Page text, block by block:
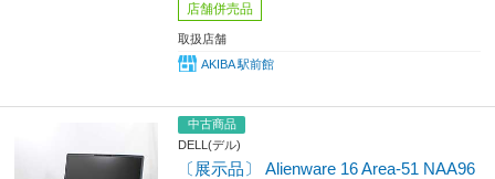
店舗併売品
取扱店舗
AKIBA 駅前館
中古商品
DELL(デル)
〔展示品〕 Alienware 16 Area-51 NAA96